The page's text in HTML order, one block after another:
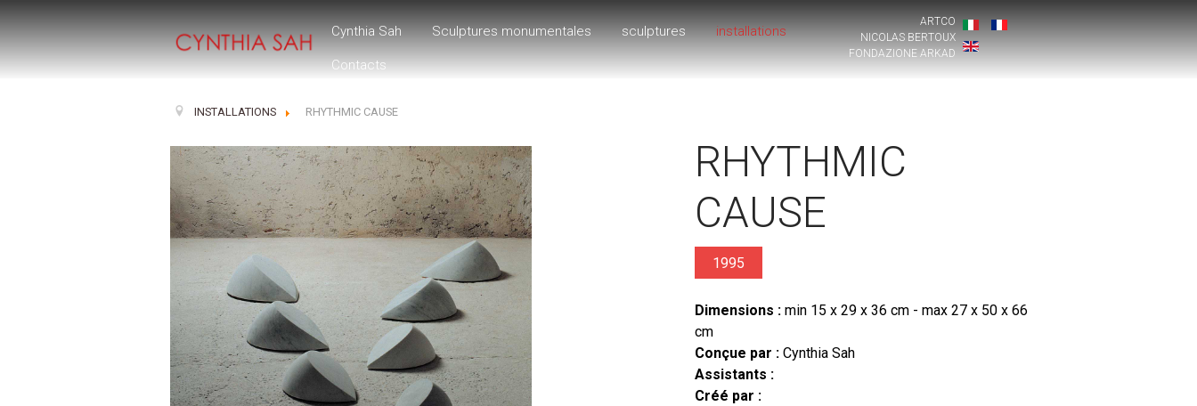
Cynthia Sah Sculptures monumentales sculptures installations
Contacts
ARTCO
NICOLAS BERTOUX
FONDAZIONE ARKAD
INSTALLATIONS RHYTHMIC CAUSE
RHYTHMIC
CAUSE
1995
Dimensions :min 15 x 29 x 36 cm - max 27 x 50 x 66
cm
Conçue par :Cynthia Sah
Assistants :
Créé par :